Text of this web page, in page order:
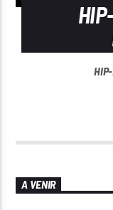
A VENIR